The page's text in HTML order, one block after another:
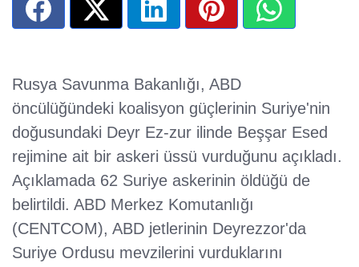
Rusya Savunma Bakanlığı, ABD
öncülüğündeki koalisyon güçlerinin Suriye'nin
doğusundaki Deyr Ez-zur ilinde Beşşar Esed
rejimine ait bir askeri üssü vurduğunu açıkladı.
Açıklamada 62 Suriye askerinin öldüğü de
belirtildi. ABD Merkez Komutanlığı
(CENTCOM), ABD jetlerinin Deyrezzor'da
Suriye Ordusu mevzilerini vurduklarını